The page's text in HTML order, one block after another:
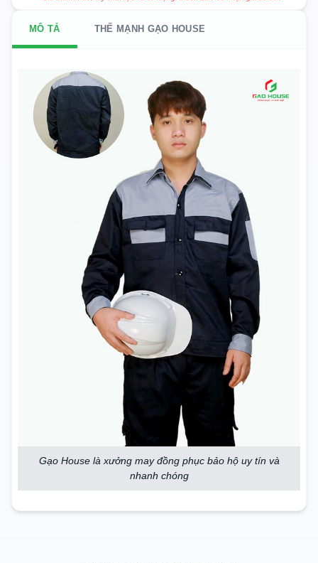
MÔ TẢ THẾ MẠNH GẠO HOUSE
Gạo House là xưởng may đồng phục bảo hộ uy tín và
nhanh chóng